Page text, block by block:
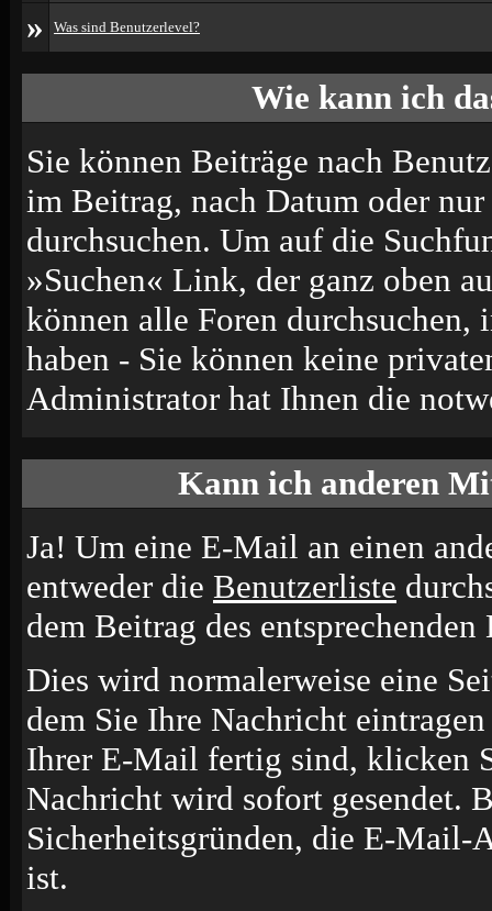
» Was sind Benutzerlevel?
Wie kann ich
Sie können Beiträge nach
im Beitrag, nach Datum oder
durchsuchen. Um auf die
»Suchen« Link, der ganz oben
können alle Foren durchsuchen,
haben - Sie können keine
Administrator hat Ihnen die
Kann ich anderen
Ja! Um eine E-Mail an einen
entweder die Benutzerliste
dem Beitrag des entsprechenden
Dies wird normalerweise eine
dem Sie Ihre Nachricht
Ihrer E-Mail fertig sind, klicken
Nachricht wird sofort gesendet.
Sicherheitsgründen, die E-Mail-
ist.